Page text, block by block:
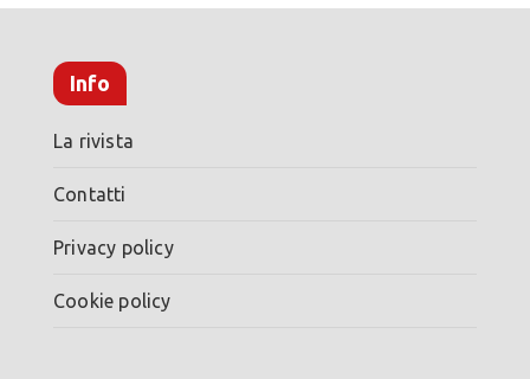
Info
La rivista
Contatti
Privacy policy
Cookie policy